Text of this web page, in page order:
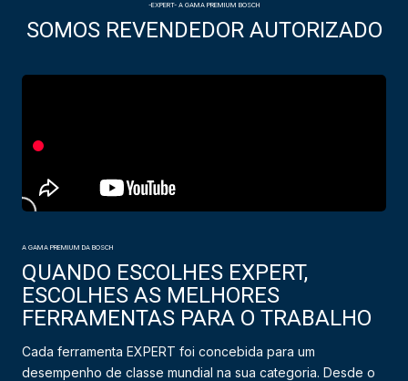
-EXPERT- A GAMA PREMIUM BOSCH
SOMOS REVENDEDOR AUTORIZADO
A GAMA PREMIUM DA BOSCH
QUANDO ESCOLHES EXPERT,
ESCOLHES AS MELHORES
FERRAMENTAS PARA O TRABALHO
Cada ferramenta EXPERT foi concebida para um
desempenho de classe mundial na sua categoria. Desde o